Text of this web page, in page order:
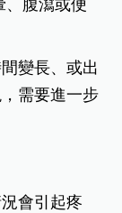
、腹瀉或便
變長、或出
需要進一步
會引起疼